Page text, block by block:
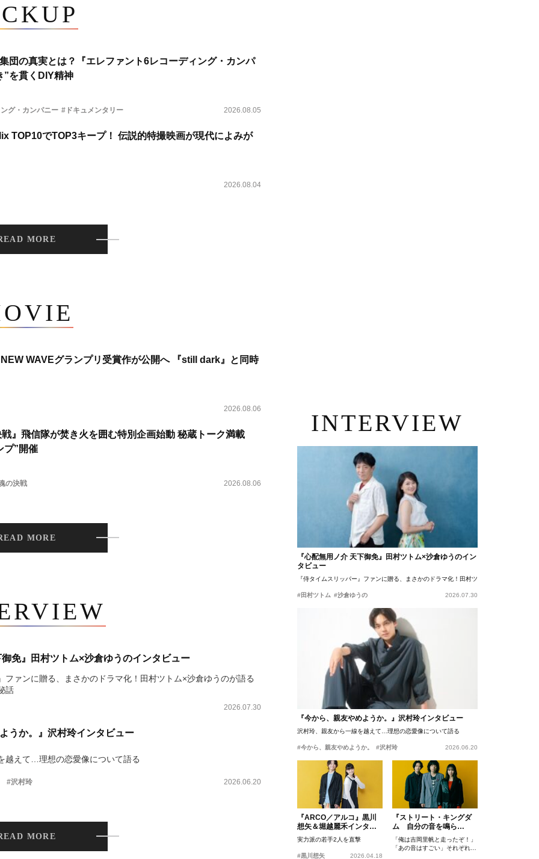
団の真実とは？『エレファント6レコーディング・カンパ
”を貫くDIY精神
グ・カンパニー #ドキュメンタリー 2026.08.05
TOP10でTOP3キープ！ 伝説的特撮映画が現代によみが
2026.08.04
MORE
WAVEグランプリ受賞作が公開へ 『still dark』と同時
2026.08.06
』飛信隊が焚き火を囲む特別企画始動 秘蔵トーク満載
プ”開催
の決戦 2026.08.06
MORE
免』田村ツトム×沙倉ゆうのインタビュー
ファンに贈る、まさかのドラマ化！田村ツトム×沙倉ゆうのが語る
話
2026.07.30
うか。』沢村玲インタビュー
越えて…理想の恋愛像について語る
#沢村玲 2026.06.20
MORE
INTERVIEW
『心配無用ノ介 天下御免』田村ツトム×沙倉ゆうのイン
タビュー
『侍タイムスリッパー』ファンに贈る、まさかのドラマ化！田村ツトム×沙倉ゆうのが語
#田村ツトム #沙倉ゆうの 2026.07.30
『今から、親友やめようか。』沢村玲インタビュー
沢村玲、親友から一線を越えて…理想の恋愛像について語る
#今から、親友やめようか。 #沢村玲 2026.06.20
『ARCO／アルコ』黒川
想矢＆堀越麗禾インタビ
ュー
実力派の若手2人を直撃
#黒川想矢 2026.04.18
『ストリート・キングダ
ム 自分の音を鳴ら
せ。』峯田和伸、若葉竜
也、吉岡里帆インタビュ
ー
「俺は吉岡里帆と走ったぞ！」
「あの音はすごい」それぞれの